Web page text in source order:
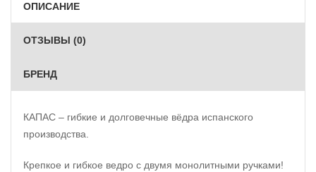
ОПИСАНИЕ
ОТЗЫВЫ (0)
БРЕНД
КАПАС – гибкие и долговечные вёдра испанского
производства.
Крепкое и гибкое ведро с двумя монолитными ручками!